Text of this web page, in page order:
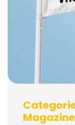
Magazine